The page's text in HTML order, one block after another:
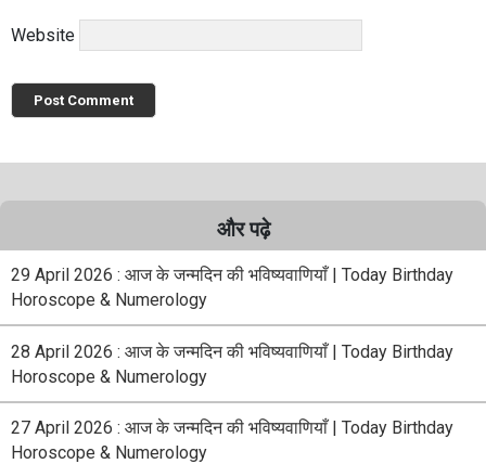
Website
और पढ़े
29 April 2026 : आज के जन्मदिन की भविष्यवाणियाँ | Today Birthday
Horoscope & Numerology
28 April 2026 : आज के जन्मदिन की भविष्यवाणियाँ | Today Birthday
Horoscope & Numerology
27 April 2026 : आज के जन्मदिन की भविष्यवाणियाँ | Today Birthday
Horoscope & Numerology